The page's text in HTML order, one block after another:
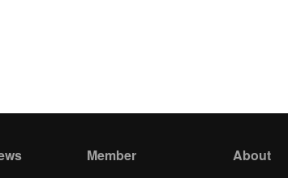
Member About